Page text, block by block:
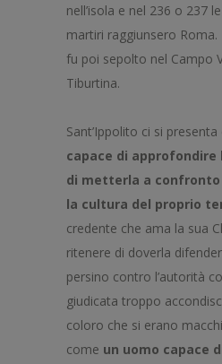
nell’isola e nel 236 o 237
martiri raggiunsero
fu poi sepolto nel Campo
Tiburtina.
Sant’Ippolito ci si
capace di approfondire
di metterla a confronto
la cultura del proprio
credente che ama la sua
ritenere di doverla
persino contro l’autorità
giudicata troppo
coloro che si erano
come un uomo capace